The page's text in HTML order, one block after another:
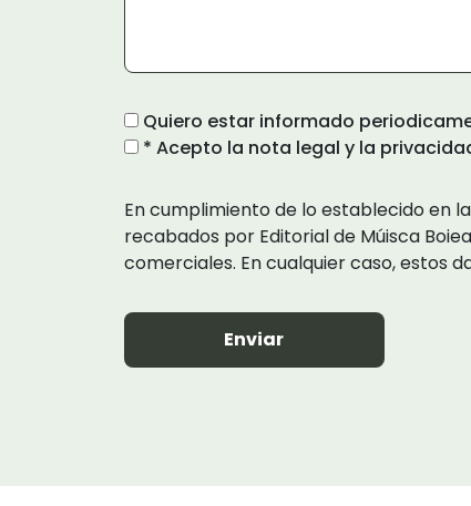
Quiero estar informado
* Acepto la nota legal y la
En cumplimiento de lo establecido en
recabados por Editorial de Múisca
comerciales. En cualquier caso, estos
Enviar